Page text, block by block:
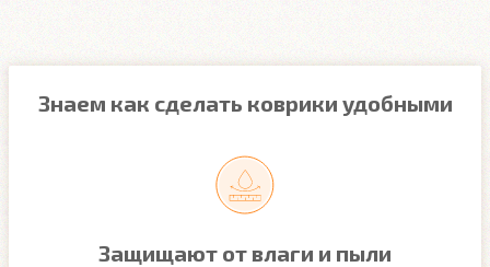
Знаем как сделать коврики удобными
Защищают от влаги и пыли